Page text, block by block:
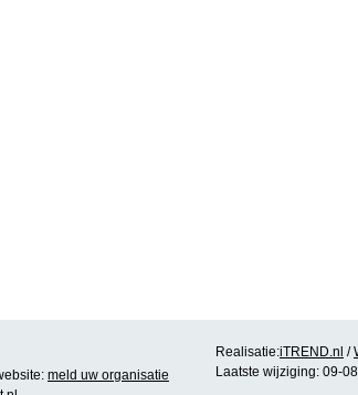
meld uw organisatie
Realisatie:iTREND.nl /
Laatste wijziging: 09-